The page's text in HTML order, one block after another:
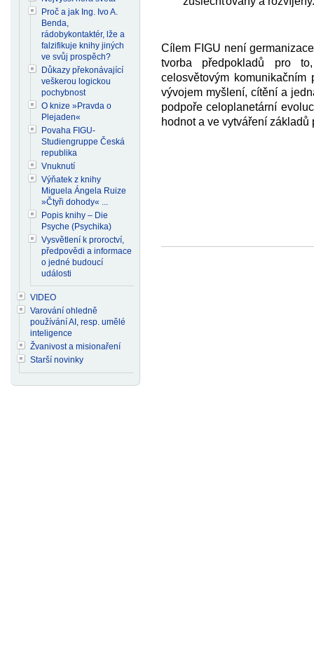
Cílem FIGU není
tvorba předpokladů pro
celosvětovým komunikačním
vývojem myšlení, cítění a
podpoře celoplanetární
hodnot a ve vytváření základů
Proč a jak Ing. Ivo A.
Benda,
rádobykontaktér, lže a
falzifikuje knihy jiných
ve svůj prospěch?
Důkazy překonávající
veškerou logickou
pochybnost
O knize »Pravda o
Plejaden«
Povaha FIGU-
Studiengruppe Česká
republika
Vnuknutí
Výňatek z knihy
Miguela Ángela Ruize
»Čtyři dohody« ...
Popis knihy – Die
Psyche (Psychika)
Vysvětlení k proroctví,
předpovědi a informace
o jedné budoucí
události
VIDEO
Varování ohledně
používání AI, resp. umělé
inteligence
Žvanivost a misionaření
Starší novinky